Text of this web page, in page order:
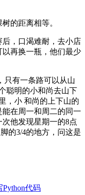
的距离相等。
，口渴难耐，去小店
再换一瓶，他们最少
只有一条路可以从山
聪明的小和尚去山下
，小 和尚的上下山的
在周一和周二的同一
他发现星期一的8点
的3/4的地方，问这是
代码